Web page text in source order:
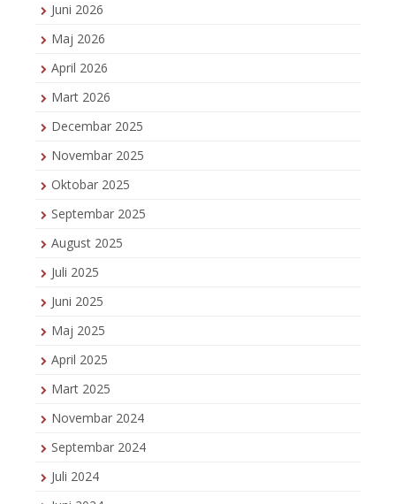
Juni 2026
Maj 2026
April 2026
Mart 2026
Decembar 2025
Novembar 2025
Oktobar 2025
Septembar 2025
August 2025
Juli 2025
Juni 2025
Maj 2025
April 2025
Mart 2025
Novembar 2024
Septembar 2024
Juli 2024